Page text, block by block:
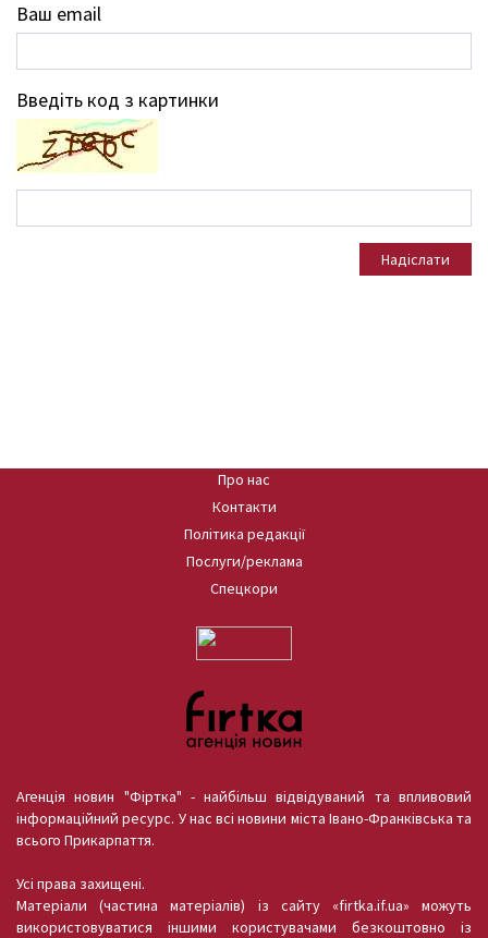
Ваш email
Введіть код з картинки
Надіслати
Про нас
Контакти
Політика редакції
Послуги/реклама
Спецкори
Агенція новин "Фіртка" - найбільш відвідуваний та впливовий
інформаційний ресурс. У нас всі новини міста Івано-Франківська та
всього Прикарпаття.
Усі права захищені.
Матеріали (частина матеріалів) із сайту «firtka.if.ua» можуть
використовуватися іншими користувачами безкоштовно із